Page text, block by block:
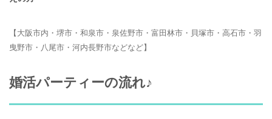
【大阪市内・堺市・和泉市・泉佐野市・富田林市・貝塚市・高石市・羽
曳野市・八尾市・河内長野市などなど】
婚活パーティーの流れ♪